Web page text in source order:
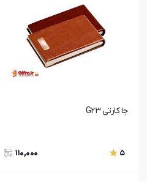
جا کارتی G23
5
110,000